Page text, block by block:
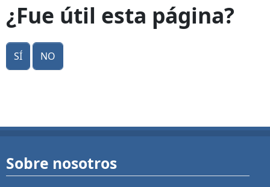
¿Fue útil esta página?
Sí No
Sobre nosotros